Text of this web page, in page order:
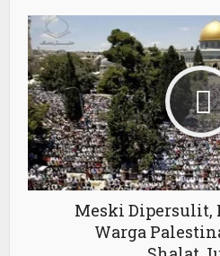
Meski Dipersulit,
Warga